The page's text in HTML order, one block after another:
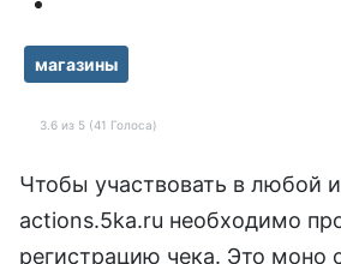
магазины
3.6 из 5 (41 Голоса)
Чтобы участвовать в любой
actions.5ka.ru необходимо
регистрацию чека. Это моно